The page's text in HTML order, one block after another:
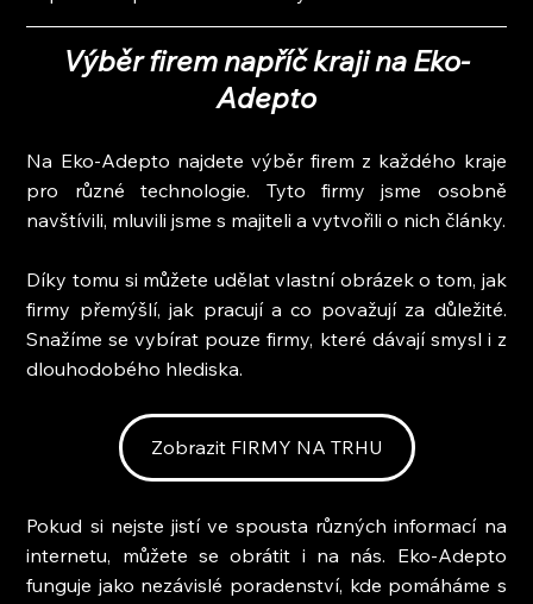
Výběr firem napříč kraji na Eko-
Adepto
Na Eko-Adepto najdete výběr firem z každého kraje
pro různé technologie. Tyto firmy jsme osobně
navštívili, mluvili jsme s majiteli a vytvořili o nich články.
Díky tomu si můžete udělat vlastní obrázek o tom, jak
firmy přemýšlí, jak pracují a co považují za důležité.
Snažíme se vybírat pouze firmy, které dávají smysl i z
dlouhodobého hlediska.
Zobrazit FIRMY NA TRHU
Pokud si nejste jistí ve spousta různých informací na
internetu, můžete se obrátit i na nás. Eko-Adepto
funguje jako nezávislé poradenství, kde pomáháme s